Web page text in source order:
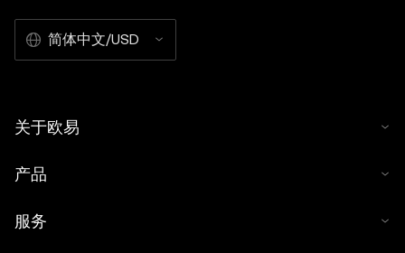
简体中文/USD
关于欧易
产品
服务